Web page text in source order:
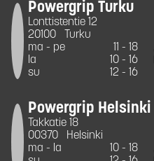
Powergrip Turku
Lonttistentie 12
20100
Turku
ma - pe
11 - 18
la
10 - 16
su
12 - 16
Powergrip Helsinki
Takkatie 18
00370
Helsinki
ma - la
10 - 18